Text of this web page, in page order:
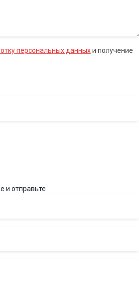
персональных данныхи получение
и отправьте